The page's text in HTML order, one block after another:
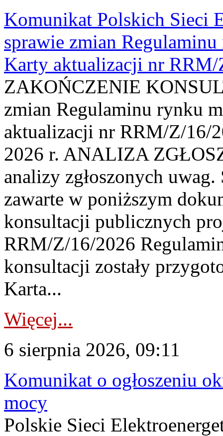
Komunikat Polskich Sieci
sprawie zmian
Karty aktualizacji nr
ZAKOŃCZENIE
zmian Regulaminu rynku
aktualizacji nr RRM/Z/16/
2026 r. ANALIZA
analizy zgłoszonych
zawarte w poniższym
konsultacji publicznych
RRM/Z/16/2026
konsultacji zostały
Karta...
Więcej...
6 sierpnia 2026, 09:11
Komunikat o ogłoszeniu
mocy
Polskie Sieci